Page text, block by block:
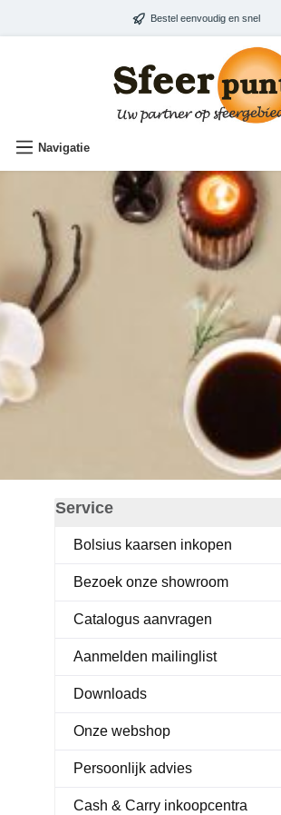
Bestel eenvoudig en snel
Navigatie
Service
Bolsius kaarsen inkopen
Bezoek onze showroom
Catalogus aanvragen
Aanmelden mailinglist
Downloads
Onze webshop
Persoonlijk advies
Cash & Carry inkoopcentra